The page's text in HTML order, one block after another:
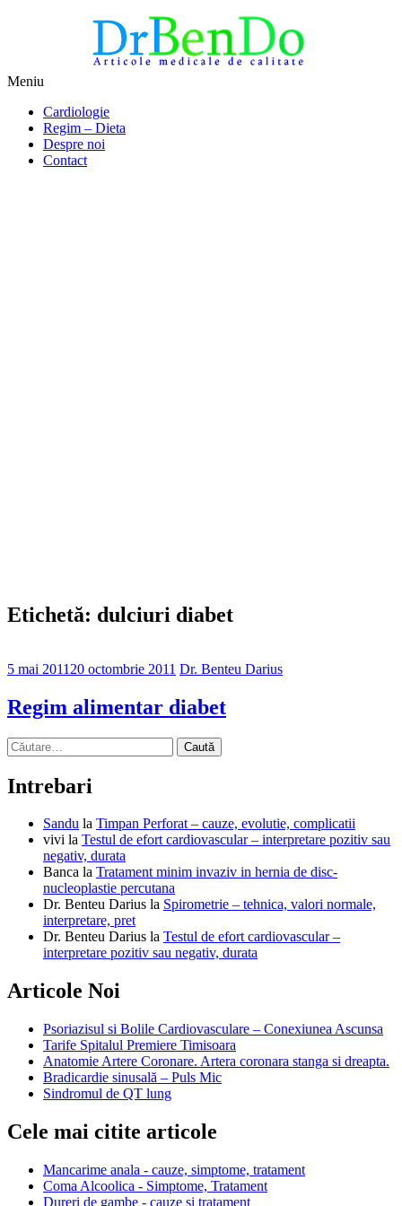
DrBendo.ro
Alimentatia sa iti fie medicatia
Meniu
conținut
Cardiologie
Regim – Dieta
Despre noi
Contact
Etichetă: dulciuri diabet
5 mai 2011 20 octombrie 2011 Dr. Benteu Darius
Regim alimentar diabet
Caută
după:
Intrebari
Sandu la Timpan Perforat – cauze, evolutie, complicatii
vivi la Testul de efort cardiovascular – interpretare pozitiv sau
negativ, durata
Banca la Tratament minim invaziv in hernia de disc-
nucleoplastie percutana
Dr. Benteu Darius la Spirometrie – tehnica, valori normale,
interpretare, pret
Dr. Benteu Darius la Testul de efort cardiovascular –
interpretare pozitiv sau negativ, durata
Articole Noi
Psoriazisul si Bolile Cardiovasculare – Conexiunea Ascunsa
Tarife Spitalul Premiere Timisoara
Anatomie Artere Coronare. Artera coronara stanga si dreapta.
Bradicardie sinusală – Puls Mic
Sindromul de QT lung
Cele mai citite articole
Mancarime anala - cauze, simptome, tratament
Coma Alcoolica - Simptome, Tratament
Dureri de gambe - cauze si tratament